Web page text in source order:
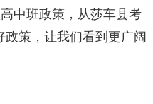
中班政策，从莎车县考
政策，让我们看到更广阔